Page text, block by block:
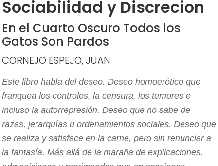
Sociabilidad y Discrecion
En el Cuarto Oscuro Todos los
Gatos Son Pardos
CORNEJO ESPEJO, JUAN
Este libro habla del deseo. Deseo homoerótico que
franquea los controles, la censura, los temores e
incluso la autorrepresión. Deseo que no sabe de
razas, jerarquías u ordenamientos sociales. Deseo que
se realiza y satisface en la carne, pero sin renunciar a
la fantasía. Más allá de la maraña de explicaciones,